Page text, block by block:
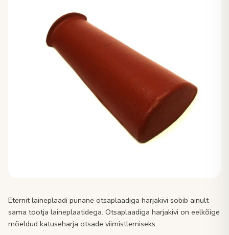
Eternit laineplaadi punane otsaplaadiga harjakivi sobib ainult
sama tootja laineplaatidega. Otsaplaadiga harjakivi on eelkõige
mõeldud katuseharja otsade viimistlemiseks.